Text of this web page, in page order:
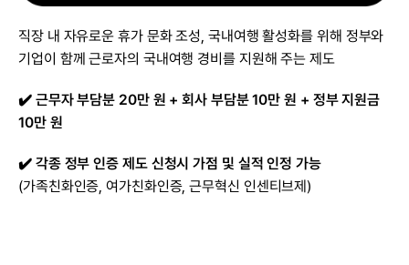
직장 내 자유로운 휴가 문화 조성, 국내여행 활성화를 위해 정부와
기업이 함께 근로자의 국내여행 경비를 지원해 주는 제도
✔️ 근무자 부담분 20만 원 + 회사 부담분 10만 원 + 정부 지원금
10만 원
✔️ 각종 정부 인증 제도 신청시 가점 및 실적 인정 가능
(가족친화인증, 여가친화인증, 근무혁신 인센티브제)